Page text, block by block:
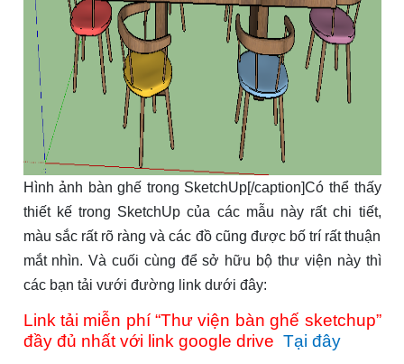
Hình ảnh bàn ghế trong SketchUp[/caption]Có thể thấy
thiết kế trong SketchUp của các mẫu này rất chi tiết,
màu sắc rất rõ ràng và các đồ cũng được bố trí rất thuận
mắt nhìn. Và cuối cùng để sở hữu bộ thư viện này thì
các bạn tải vưới đường link dưới đây:
Link tải miễn phí “Thư viện bàn ghế sketchup”
đầy đủ nhất với link google drive Tại đây